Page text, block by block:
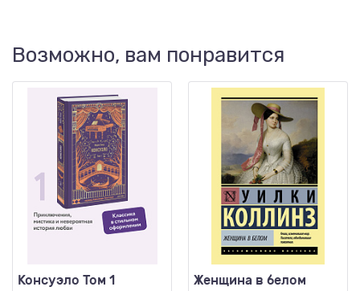
Возможно, вам понравится
Консуэло Том 1 Женщина в белом